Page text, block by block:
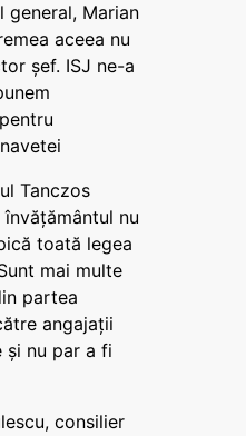
general, Marian
aceea nu
șef. ISJ ne-a
Tanczos
învățământul nu
toată legea
mai multe
partea
angajații
și nu par a fi
consilier